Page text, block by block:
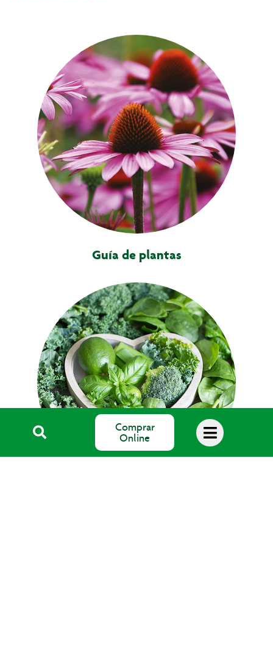
Comprar
Online
Guía de plantas